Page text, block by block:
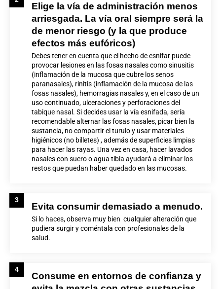
Elige la vía de administración menos
arriesgada. La vía oral siempre será la
de menor riesgo (y la que produce
efectos más eufóricos)
Debes tener en cuenta que el hecho de esnifar puede
provocar lesiones en las fosas nasales como sinusitis
(inflamación de la mucosa que cubre los senos
paranasales), rinitis (inflamación de la mucosa de las
fosas nasales), hemorragias nasales y, en el caso de un
uso continuado, ulceraciones y perforaciones del
tabique nasal. Si decides usar la vía esnifada, sería
recomendable alternar las fosas nasales, picar bien la
sustancia, no compartir el turulo y usar materiales
higiénicos (no billetes) , además de superficies limpias
para hacer las rayas. Una vez en casa, hacer lavados
nasales con suero o agua tibia ayudará a eliminar los
restos que puedan haber quedado en las mucosas.
3
Evita consumir demasiado a menudo.
Si lo haces, observa muy bien cualquier alteración que
pudiera surgir y coméntala con profesionales de la
salud.
4
Consume en entornos de confianza y